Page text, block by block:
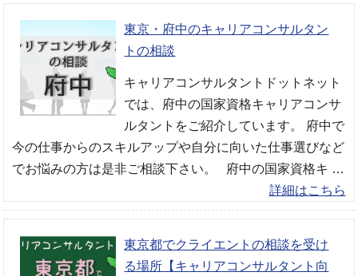
東京・府中のキャリアコンサルタン
トの相談
キャリアコンサルタントドットネット
では、府中の国家資格キャリアコンサ
ルタントをご紹介しています。 府中で
今の仕事からのスキルアップや自分に向いた仕事選びなど
でお悩みの方は是非ご相談下さい。 府中の国家資格キ …
詳細はこちら
東京都でクライエントの相談を受け
る場所【キャリアコンサルタント向